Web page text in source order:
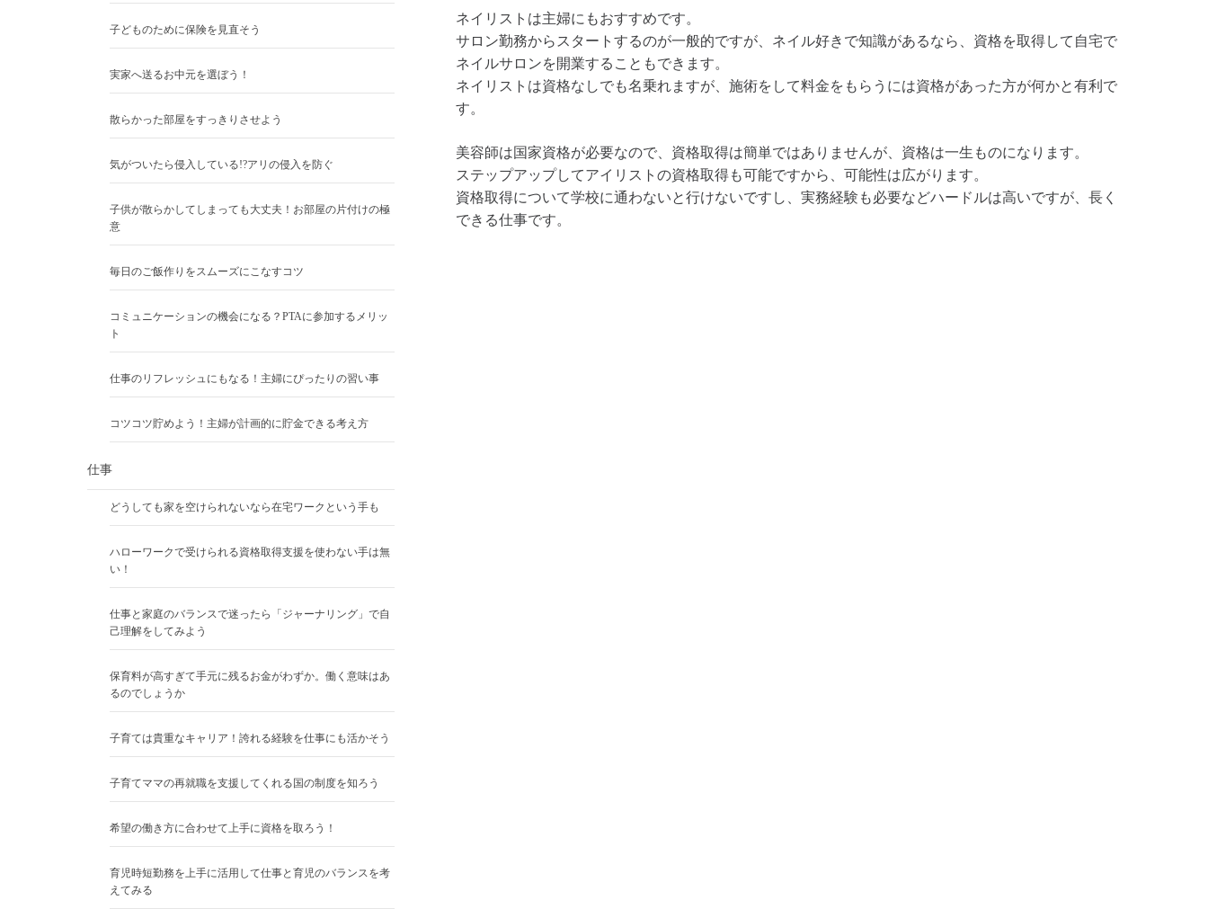
ネイリストは主婦にもおすすめです。
サロン勤務からスタートするのが一般的ですが、ネイル好きで知識があるなら、資格を取得して自宅で
ネイルサロンを開業することもできます。
ネイリストは資格なしでも名乗れますが、施術をして料金をもらうには資格があった方が何かと有利で
す。
美容師は国家資格が必要なので、資格取得は簡単ではありませんが、資格は一生ものになります。
ステップアップしてアイリストの資格取得も可能ですから、可能性は広がります。
資格取得について学校に通わないと行けないですし、実務経験も必要などハードルは高いですが、長く
できる仕事です。
子どものために保険を見直そう
実家へ送るお中元を選ぼう！
散らかった部屋をすっきりさせよう
気がついたら侵入している!?アリの侵入を防ぐ
子供が散らかしてしまっても大丈夫！お部屋の片付けの極
意
毎日のご飯作りをスムーズにこなすコツ
コミュニケーションの機会になる？PTAに参加するメリッ
ト
仕事のリフレッシュにもなる！主婦にぴったりの習い事
コツコツ貯めよう！主婦が計画的に貯金できる考え方
仕事
どうしても家を空けられないなら在宅ワークという手も
ハローワークで受けられる資格取得支援を使わない手は無
い！
仕事と家庭のバランスで迷ったら「ジャーナリング」で自
己理解をしてみよう
保育料が高すぎて手元に残るお金がわずか。働く意味はあ
るのでしょうか
子育ては貴重なキャリア！誇れる経験を仕事にも活かそう
子育てママの再就職を支援してくれる国の制度を知ろう
希望の働き方に合わせて上手に資格を取ろう！
育児時短勤務を上手に活用して仕事と育児のバランスを考
えてみる